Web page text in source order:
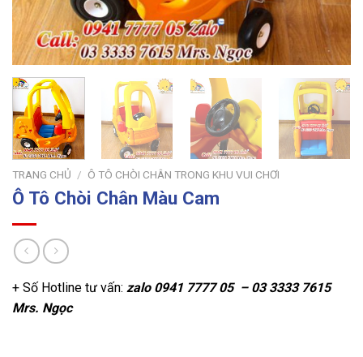
TRANG CHỦ / Ô TÔ CHÒI CHÂN TRONG KHU VUI CHƠI
Ô Tô Chòi Chân Màu Cam
+ Số Hotline tư vấn: zalo 0941 7777 05 – 03 3333 7615
Mrs. Ngọc